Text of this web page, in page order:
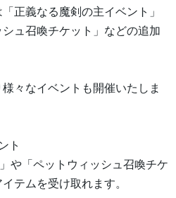
正義なる魔剣の主イベント」
ュ召喚チケット」などの追加
々なイベントも開催いたしま
ト
や「ペットウィッシュ召喚チケ
テムを受け取れます。